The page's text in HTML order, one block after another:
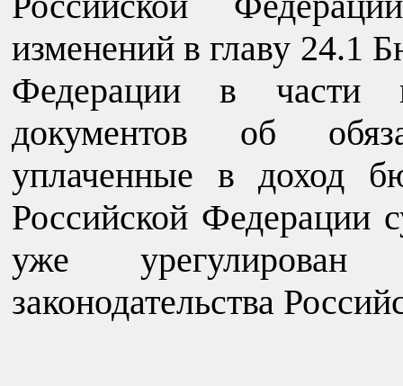
изменений в главу 24.1
Федерации в части
документов об
уплаченные в доход
Российской Федерации
уже
законодательства